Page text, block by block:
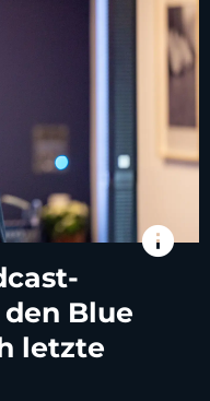
info
Blue
letzte